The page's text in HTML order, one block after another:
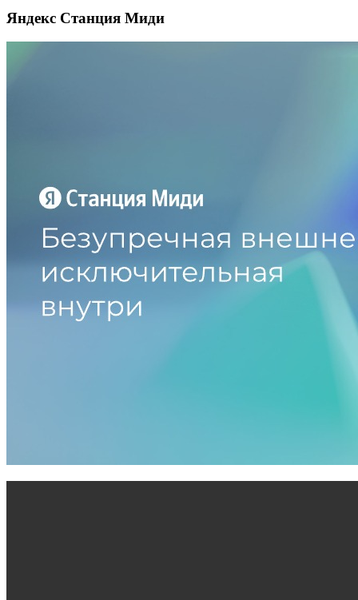
Яндекс Станция Миди